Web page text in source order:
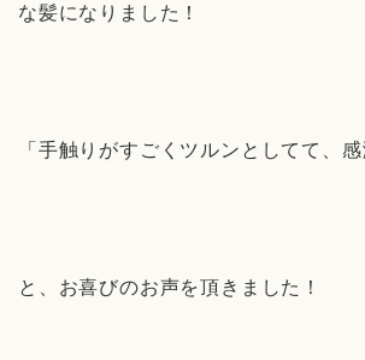
な髪になりました！
「手触りがすごくツルンとしてて、感
と、お喜びのお声を頂きました！